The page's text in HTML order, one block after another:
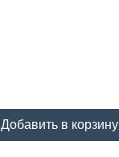
Добавить в корзину